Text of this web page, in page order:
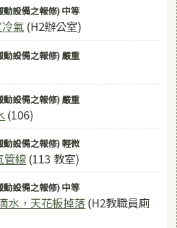
設備之報修) 中等
氣 (H2辦公室)
設備之報修) 嚴重
設備之報修) 嚴重
(106)
設備之報修) 輕微
管線 (113 教室)
設備之報修) 中等
水，天花板掉落 (H2教職員廁